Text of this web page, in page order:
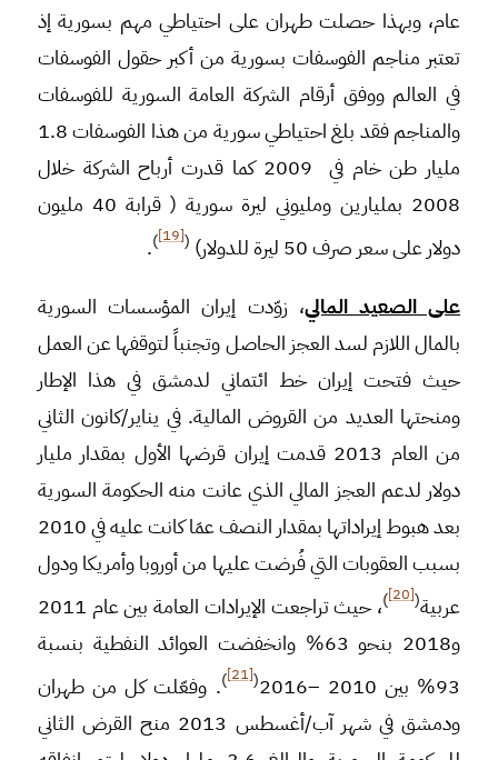
عام، وبهذا حصلت طهران على احتياطي مهم بسورية إذ
تعتبر مناجم الفوسفات بسورية من أكبر حقول الفوسفات
في العالم ووفق أرقام الشركة العامة السورية للفوسفات
والمناجم فقد بلغ احتياطي سورية من هذا الفوسفات 1.8
مليار طن خام في 2009 كما قدرت أرباح الشركة خلال
2008 بمليارين ومليوني ليرة سورية ( قرابة 40 مليون
دولار على سعر صرف 50 ليرة للدولار)
(
[19]
)
.
على الصعيد المالي، زوّدت إيران المؤسسات السورية
بالمال اللازم لسد العجز الحاصل وتجنباً لتوقفها عن العمل
حيث فتحت إيران خط ائتماني لدمشق في هذا الإطار
ومنحتها العديد من القروض المالية. في يناير/كانون الثاني
من العام 2013 قدمت إيران قرضها الأول بمقدار مليار
دولار لدعم العجز المالي الذي عانت منه الحكومة السورية
بعد هبوط إيراداتها بمقدار النصف عمَا كانت عليه في 2010
بسبب العقوبات التي فُرضت عليها من أوروبا وأمريكا ودول
عربية(
[20]
)
، حيث تراجعت الإيرادات العامة بين عام 2011
و2018 بنحو 63% وانخفضت العوائد النفطية بنسبة
93% بين 2010 –2016
(
[21]
). وفعّلت كل من طهران
ودمشق في شهر آب/أغسطس 2013 منح القرض الثاني